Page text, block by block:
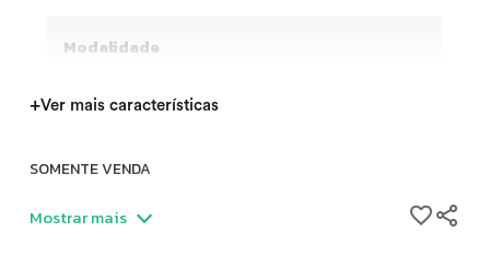
Modalidade
+Ver mais características
SOMENTE VENDA
Mostrar mais